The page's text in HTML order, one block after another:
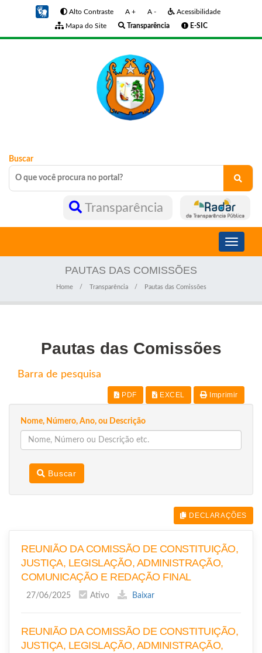
Alto Contraste A + A -
Acessibilidade
Mapa do Site
Transparência E-SIC
Buscar
Transparência
Toggle
PAUTAS DAS COMISSÕES
Home Transparência Pautas das Comissões
Pautas das Comissões
Barra de pesquisa
PDF EXCEL Imprimir
Nome, Número, Ano, ou Descrição
Buscar
DECLARAÇÕES
REUNIÃO DA COMISSÃO DE CONSTITUIÇÃO,
JUSTIÇA, LEGISLAÇÃO, ADMINISTRAÇÃO,
COMUNICAÇÃO E REDAÇÃO FINAL
27/06/2025 Ativo Baixar
REUNIÃO DA COMISSÃO DE CONSTITUIÇÃO,
JUSTIÇA, LEGISLAÇÃO, ADMINISTRAÇÃO,